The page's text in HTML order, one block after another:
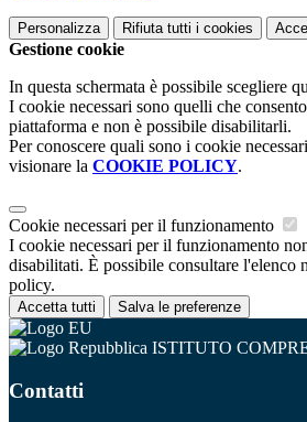
Personalizza Rifiuta tutti i cookies
Gestione cookie
In questa schermata è possibile scegliere
I cookie necessari sono quelli che
piattaforma e non è possibile disabilitarli.
Per conoscere quali sono i cookie
visionare la COOKIE POLICY.
Cookie necessari per il funzionamento
I cookie necessari per il funzionamento
disabilitati. È possibile consultare l'elenco
policy.
Accetta tutti Salva le preferenze
ISTITUTO
Contatti